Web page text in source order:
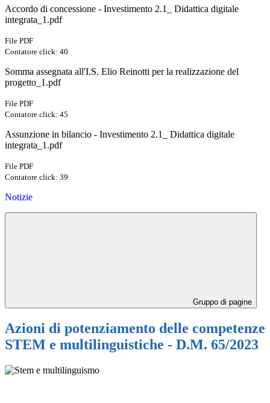
Accordo di concessione - Investimento 2.1_ Didattica digitale
integrata_1.pdf
File PDF
Contatore click: 40
Somma assegnata all'I.S. Elio Reinotti per la realizzazione del
progetto_1.pdf
File PDF
Contatore click: 45
Assunzione in bilancio - Investimento 2.1_ Didattica digitale
integrata_1.pdf
File PDF
Contatore click: 39
Notizie
Gruppo di pagine
Azioni di potenziamento delle competenze
STEM e multilinguistiche - D.M. 65/2023